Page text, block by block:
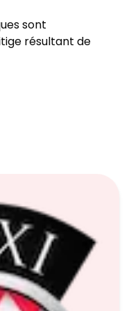
sont
résultant de